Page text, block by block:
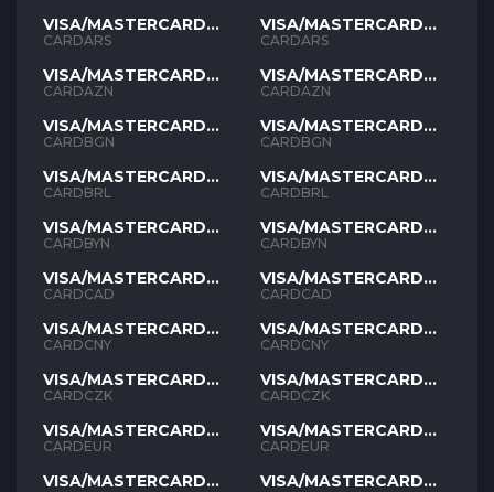
VISA/MASTERCARD
ARS
CARDARS
VISA/MASTERCARD
AZN
CARDAZN
VISA/MASTERCARD
BGN
CARDBGN
VISA/MASTERCARD
BRL
CARDBRL
VISA/MASTERCARD
BYN
CARDBYN
VISA/MASTERCARD
CAD
CARDCAD
VISA/MASTERCARD
CNY
CARDCNY
VISA/MASTERCARD
CZK
CARDCZK
VISA/MASTERCARD
EUR
CARDEUR
VISA/MASTERCARD
VISA/MASTERCARD
ARS
CARDARS
VISA/MASTERCARD
AZN
CARDAZN
VISA/MASTERCARD
BGN
CARDBGN
VISA/MASTERCARD
BRL
CARDBRL
VISA/MASTERCARD
BYN
CARDBYN
VISA/MASTERCARD
CAD
CARDCAD
VISA/MASTERCARD
CNY
CARDCNY
VISA/MASTERCARD
CZK
CARDCZK
VISA/MASTERCARD
EUR
CARDEUR
VISA/MASTERCARD